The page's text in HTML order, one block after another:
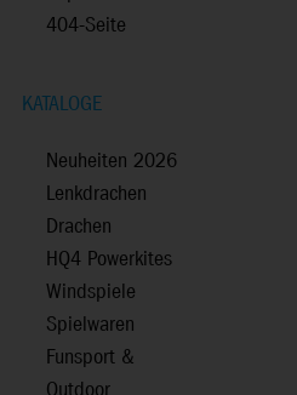
404-Seite
KATALOGE
Neuheiten 2026
Lenkdrachen
Drachen
HQ4 Powerkites
Windspiele
Spielwaren
Funsport &